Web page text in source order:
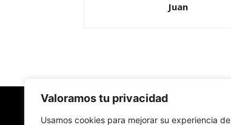
Valoramos tu privacidad
Usamos cookies para mejorar su experiencia de
Juan